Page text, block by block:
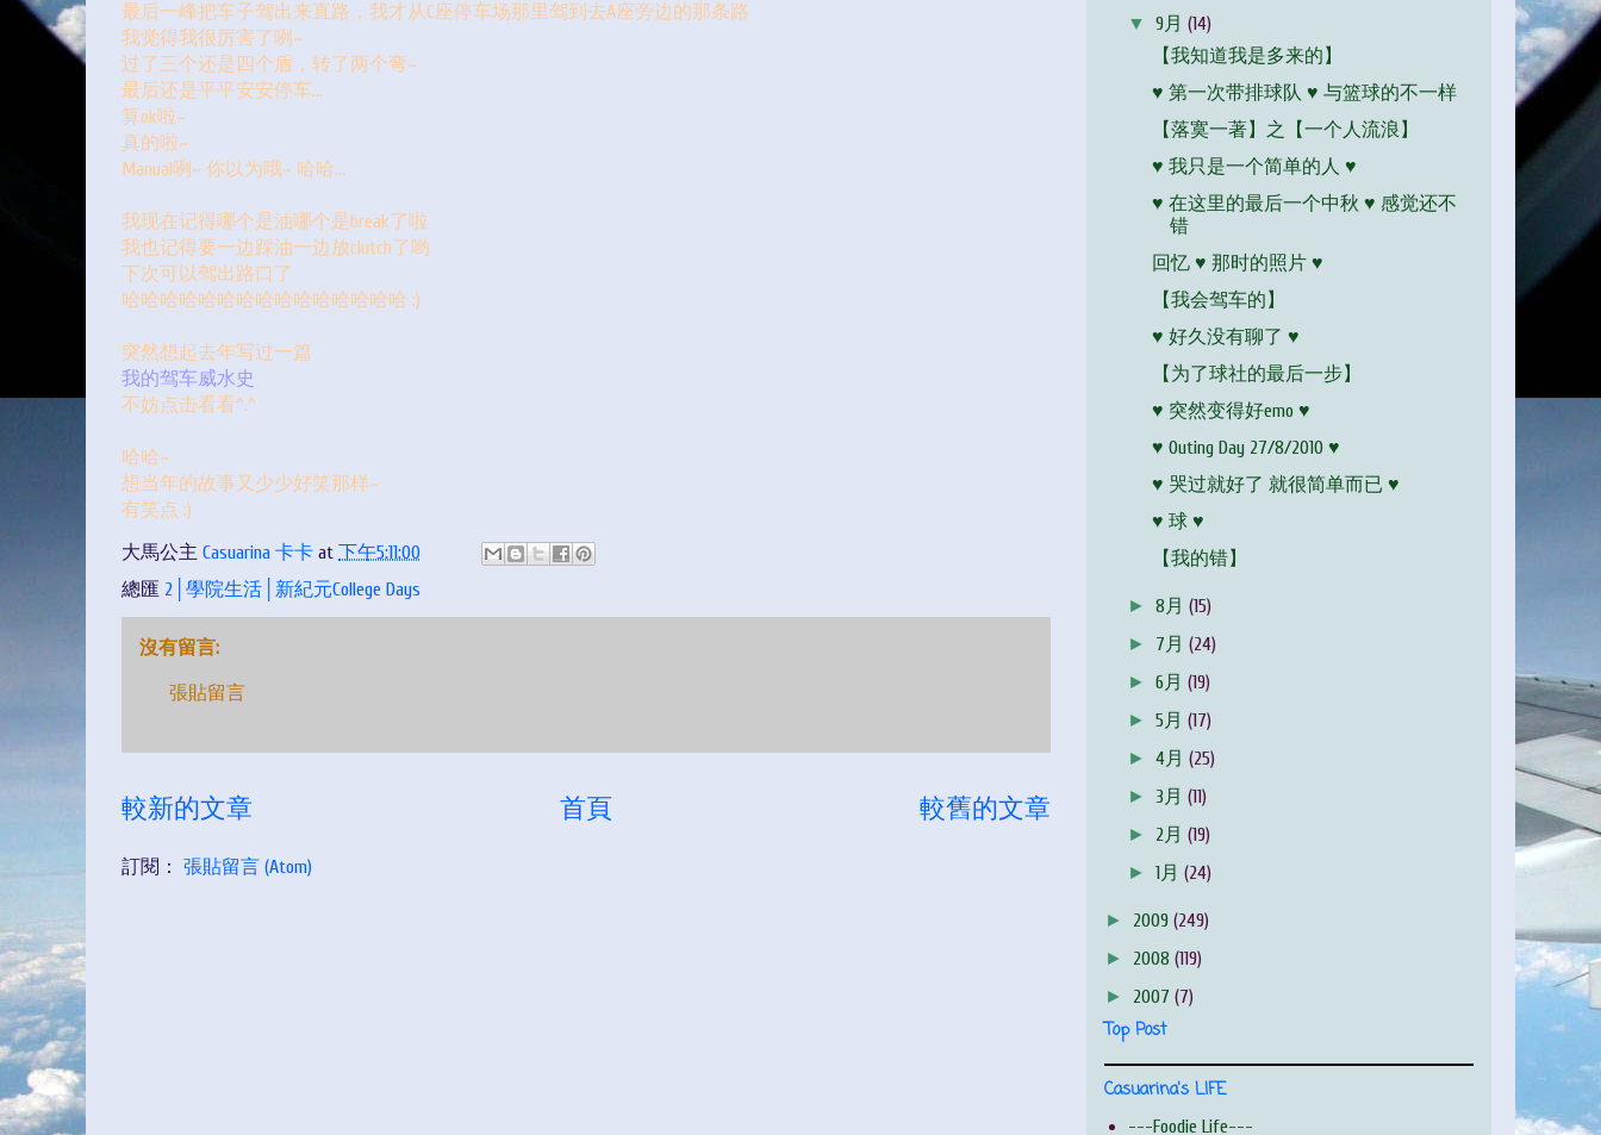
最后一峰把车子驾出来直路，我才从C座停车场那里驾到去A座旁边的那条路
我觉得我很厉害了咧~
过了三个还是四个盾，转了两个弯~
最后还是平平安安停车...
算ok啦~
真的啦~
Manual咧~ 你以为哦~ 哈哈...
我现在记得哪个是油哪个是break了啦
我也记得要一边踩油一边放clutch了哟
下次可以驾出路口了
哈哈哈哈哈哈哈哈哈哈哈哈哈哈哈 :)
突然想起去年写过一篇
我的驾车威水史
不妨点击看看^.^
哈哈~
想当年的故事又少少好笑那样~
有笑点 :)
大馬公主 Casuarina 卡卡 at 下午5:11:00
總匯 2│學院生活│新紀元College Days
沒有留言:
張貼留言
較新的文章 較舊的文章
首頁
訂閱： 張貼留言 (Atom)
▼9月(14)
【我知道我是多来的】
♥ 第一次带排球队 ♥ 与篮球的不一样
【落寞一著】之【一个人流浪】
♥ 我只是一个简单的人 ♥
♥ 在这里的最后一个中秋 ♥ 感觉还不
错
回忆 ♥ 那时的照片 ♥
【我会驾车的】
♥ 好久没有聊了 ♥
【为了球社的最后一步】
♥ 突然变得好emo ♥
♥ Outing Day 27/8/2010 ♥
♥ 哭过就好了 就很简单而已 ♥
♥ 球 ♥
【我的错】
►8月(15)
► 7月(24)
►6月(19)
►5月(17)
►4月(25)
► 3月(11)
► 2月(19)
►1月(24)
► 2009 (249)
► 2008 (119)
► 2007 (7)
Top Post
Casuarina's LIFE
---Foodie Life---